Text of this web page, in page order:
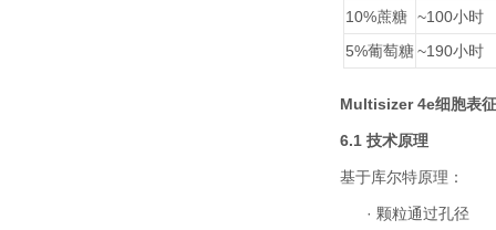
10%蔗糖 ~100小时
5%葡萄糖~190小时
Multisizer 4e细胞表
6.1 技术原理
基于库尔特原理：
· 颗粒通过孔径